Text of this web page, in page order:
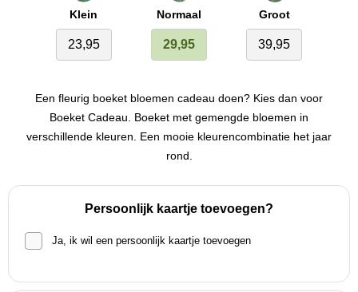
Klein
23,95
Normaal
29,95
Groot
39,95
Een fleurig boeket bloemen cadeau doen? Kies dan voor
Boeket Cadeau. Boeket met gemengde bloemen in
verschillende kleuren. Een mooie kleurencombinatie het jaar
rond.
Persoonlijk kaartje toevoegen?
Ja, ik wil een persoonlijk kaartje toevoegen